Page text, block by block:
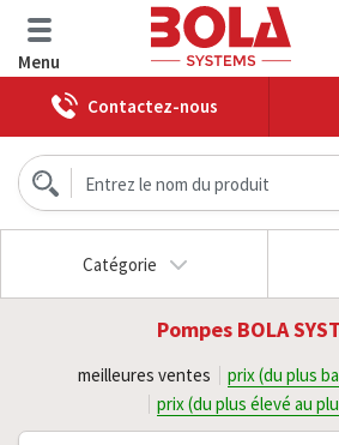
Menu
Contactez-nous
Catégorie
Pompes BOLA
meilleures ventes
prix (du plus
prix (du plus élevé au